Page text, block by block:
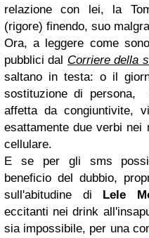
relazione con lei, la
(rigore) finendo, suo
Ora, a leggere come
pubblici dal Corriere della
saltano in testa: o il
sostituzione di persona,
affetta da congiuntivite,
esattamente due verbi nei
cellulare.
E se per gli sms
beneficio del dubbio,
sull'abitudine di Lele
eccitanti nei drink
sia impossibile, per una